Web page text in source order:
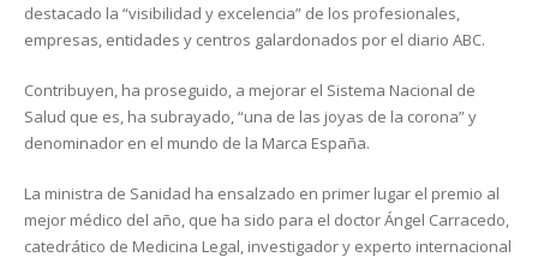
destacado la “visibilidad y excelencia” de los profesionales,
empresas, entidades y centros galardonados por el diario ABC.
Contribuyen, ha proseguido, a mejorar el Sistema Nacional de
Salud que es, ha subrayado, “una de las joyas de la corona” y
denominador en el mundo de la Marca España.
La ministra de Sanidad ha ensalzado en primer lugar el premio al
mejor médico del año, que ha sido para el doctor Ángel Carracedo,
catedrático de Medicina Legal, investigador y experto internacional